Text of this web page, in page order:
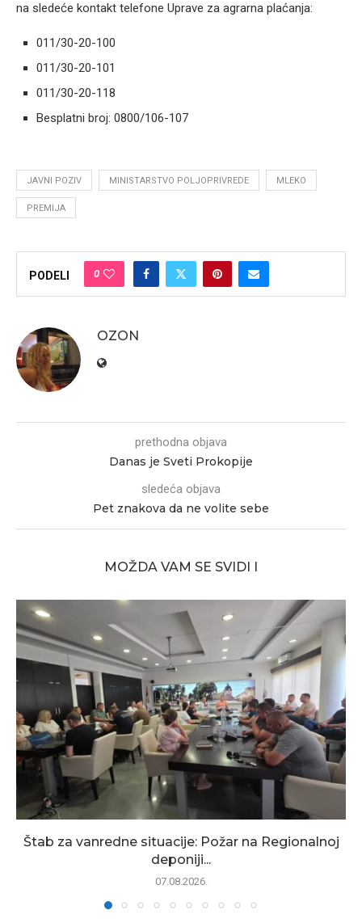
na sledeće kontakt telefone Uprave za agrarna plaćanja:
011/30-20-100
011/30-20-101
011/30-20-118
Besplatni broj: 0800/106-107
JAVNI POZIV MINISTARSTVO POLJOPRIVREDE MLEKO
PREMIJA
PODELI 0
OZON
prethodna objava
Danas je Sveti Prokopije
sledeća objava
Pet znakova da ne volite sebe
MOŽDA VAM SE SVIDI I
Štab za vanredne situacije: Požar na Regionalnoj
deponiji...
07.08.2026.